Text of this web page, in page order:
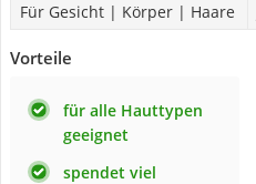
Für Gesicht | Körper | Haare
Vorteile
für alle Hauttypen
geeignet
spendet viel